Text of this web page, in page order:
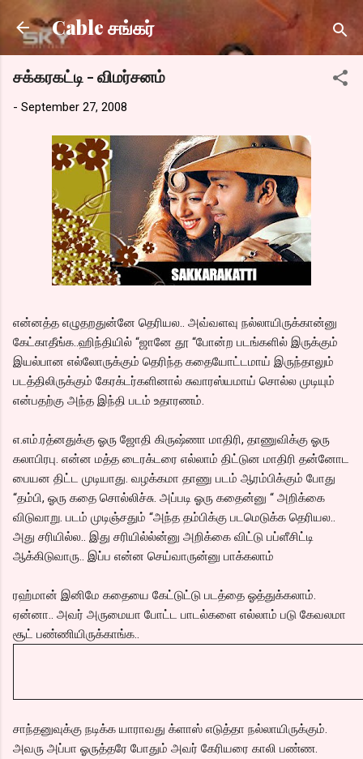
Skip to main content
Cable சங்கர்
சக்கரகட்டி - விமர்சனம்
- September 27, 2008
என்னத்த எழுதறதுன்னே தெரியல.. அவ்வளவு நல்லாயிருக்கான்னு
கேட்காதீங்க..ஹிந்தியில் “ஜானே தூ “போன்ற படங்களில் இருக்கும்
இயல்பான எல்லோருக்கும் தெரிந்த கதையோட்டமாய் இருந்தாலும்
படத்திலிருக்கும் கேரக்டர்களினால் சுவாரஸ்யமாய் சொல்ல முடியும்
என்பதற்கு அந்த இந்தி படம் உதாரணம்.
எ.எம்.ரத்னதுக்கு ஓரு ஜோதி கிருஷ்ணா மாதிரி, தாணுவிக்கு ஓரு
கலாபிரபு. என்ன மத்த டைரக்டரை எல்லாம் திட்டுன மாதிரி தன்னோட
பையன திட்ட முடியாது. வழக்கமா தாணு படம் ஆரம்பிக்கும் போது
“தம்பி, ஓரு கதை சொல்லிச்சு. அப்படி ஓரு கதைன்னு “ அறிக்கை
விடுவாறு. படம் முடிஞ்சதும் “அந்த தம்பிக்கு படமெடுக்க தெரியல..
அது சரியில்ல.. இது சரியில்ல்ன்னு அறிக்கை விட்டு பப்ளீசிட்டி
ஆக்கிடுவாரு.. இப்ப என்ன செய்வாருன்னு பாக்கலாம்
ரஹ்மான் இனிமே கதையை கேட்டுட்டு படத்தை ஓத்துக்கலாம்.
ஏன்னா.. அவர் அருமையா போட்ட பாடல்களை எல்லாம் படு கேவலமா
சூட் பண்ணியிருக்காங்க..
சாந்தனுவுக்கு நடிக்க யாராவது க்ளாஸ் எடுத்தா நல்லாயிருக்கும்.
அவரு அப்பா ஓருத்தரே போதும் அவர் கேரியரை காலி பண்ண.